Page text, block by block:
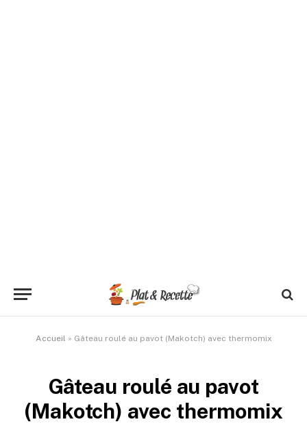
Accueil » Gâteau roulé au pavot (Makotch) avec thermomix
Gâteau roulé au pavot
(Makotch) avec thermomix